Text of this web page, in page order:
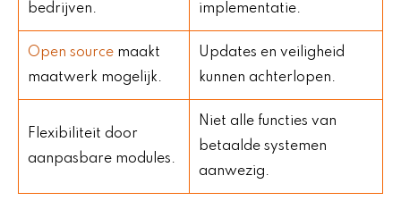
bedrijven.
implementatie.
Open source maakt
maatwerk mogelijk.
Updates en veiligheid
kunnen achterlopen.
Flexibiliteit door
aanpasbare modules.
Niet alle functies van
betaalde systemen
aanwezig.